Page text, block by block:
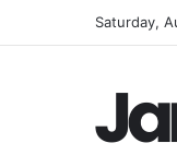
Saturday,